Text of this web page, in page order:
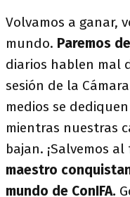
Volvamos a ganar,
mundo. Paremos
diarios hablen mal
sesión de la
medios se
mientras nuestras
bajan. ¡Salvemos
maestro
mundo de ConIFA.